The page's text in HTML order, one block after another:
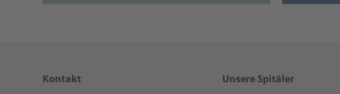
Kontakt
Unsere Spitäler